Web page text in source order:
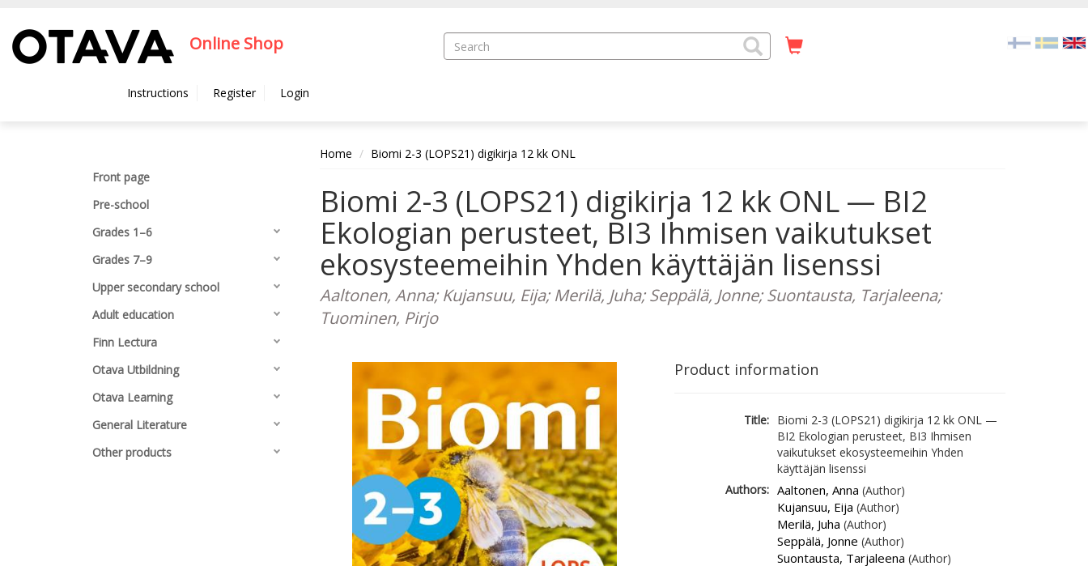
Online Shop
Instructions Register Login
Front page
Pre-school
Grades 1–6
Grades 7–9
Upper secondary school
Adult education
Finn Lectura
Otava Utbildning
Otava Learning
General Literature
Other products
Home Biomi 2-3 (LOPS21) digikirja 12 kk ONL
Biomi 2-3 (LOPS21) digikirja 12 kk ONL — BI2
Ekologian perusteet, BI3 Ihmisen vaikutukset
ekosysteemeihin Yhden käyttäjän lisenssi
Aaltonen, Anna; Kujansuu, Eija; Merilä, Juha; Seppälä, Jonne; Suontausta, Tarjaleena;
Tuominen, Pirjo
Product information
Title: Biomi 2-3 (LOPS21) digikirja 12 kk ONL —
BI2 Ekologian perusteet, BI3 Ihmisen
vaikutukset ekosysteemeihin Yhden
käyttäjän lisenssi
Authors: Aaltonen, Anna (Author)
Kujansuu, Eija (Author)
Merilä, Juha (Author)
Seppälä, Jonne (Author)
Suontausta, Tarjaleena (Author)